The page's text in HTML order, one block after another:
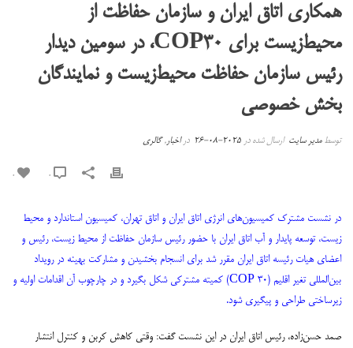
همکاری اتاق ایران و سازمان حفاظت از
محیط‌زیست برای COP30، در سومین دیدار
رئیس سازمان حفاظت محیط‌زیست و نمایندگان
بخش خصوصی
توسطمدیر سایت ارسال شده در 2025-08-26 دراخبار,گالری
0
در نشست مشترک کمیسیون‌های انرژی اتاق ایران و اتاق تهران، کمیسیون استاندارد و محیط
زیست، توسعه پایدار و آب اتاق ایران با حضور رئیس سازمان حفاظت از محیط زیست، رئیس و
اعضای هیات رئیسه اتاق ایران مقرر شد برای انسجام بخشیدن و مشارکت بهینه در رویداد
بین‌المللی تغیر اقلیم (COP 30) کمیته مشترکی شکل بگیرد و در چارچوب آن اقدامات اولیه و
زیرساختی طراحی و پیگیری شود.
صمد حسن‌زاده، رئیس اتاق ایران در این نشست گفت: وقتی کاهش کربن و کنترل انتشار